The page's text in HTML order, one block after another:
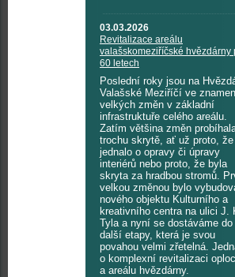
03.03.2026
Revitalizace areálu
valašskomeziříčské hvězdárny
60 letech
Poslední roky jsou na
Valašské Meziříčí ve
velkých změn v základní
infrastruktuře celého areálu.
Zatím většina změn
trochu skrytě, ať už proto,
jednalo o opravy či úpravy
interiérů nebo proto, že byla
skryta za hradbou stromů.
velkou změnou bylo
nového objektu Kulturního a
kreativního centra na ulici J.
Tyla a nyní se dostáváme do
další etapy, která je svou
povahou velmi zřetelná.
o komplexní revitalizaci
a areálu hvězdárny.